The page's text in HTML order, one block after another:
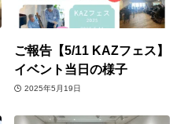
ご報告【5/11 KAZフェス】
イベント当日の様子
2025年5月19日